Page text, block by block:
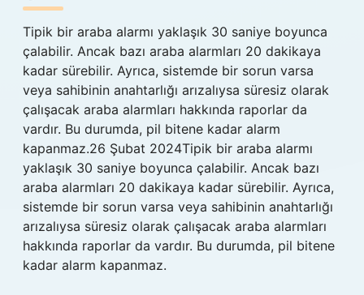
Tipik bir araba alarmı yaklaşık 30 saniye boyunca
çalabilir. Ancak bazı araba alarmları 20 dakikaya
kadar sürebilir. Ayrıca, sistemde bir sorun varsa
veya sahibinin anahtarlığı arızalıysa süresiz olarak
çalışacak araba alarmları hakkında raporlar da
vardır. Bu durumda, pil bitene kadar alarm
kapanmaz.26 Şubat 2024Tipik bir araba alarmı
yaklaşık 30 saniye boyunca çalabilir. Ancak bazı
araba alarmları 20 dakikaya kadar sürebilir. Ayrıca,
sistemde bir sorun varsa veya sahibinin anahtarlığı
arızalıysa süresiz olarak çalışacak araba alarmları
hakkında raporlar da vardır. Bu durumda, pil bitene
kadar alarm kapanmaz.